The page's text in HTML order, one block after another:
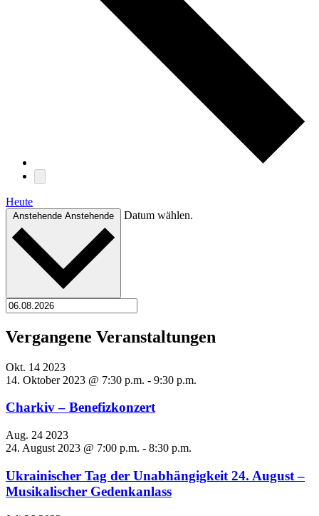
Heute
Anstehende Anstehende Datum wählen.
Vergangene Veranstaltungen
Okt. 14 2023
14. Oktober 2023 @ 7:30 p.m. - 9:30 p.m.
Charkiv – Benefizkonzert
Aug. 24 2023
24. August 2023 @ 7:00 p.m. - 8:30 p.m.
Ukrainischer Tag der Unabhängigkeit 24. August –
Musikalischer Gedenkanlass